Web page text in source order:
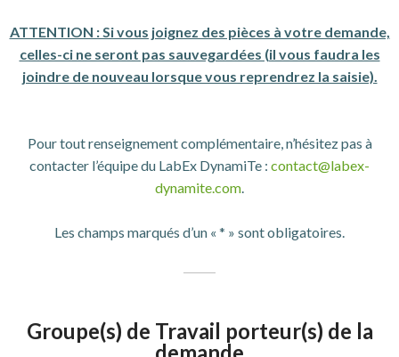
ATTENTION : Si vous joignez des pièces à votre demande,
celles-ci ne seront pas sauvegardées (il vous faudra les
joindre de nouveau lorsque vous reprendrez la saisie).
Pour tout renseignement complémentaire, n’hésitez pas à
contacter l’équipe du LabEx DynamiTe : contact@labex-
dynamite.com.
Les champs marqués d’un « * » sont obligatoires.
Groupe(s) de Travail porteur(s) de la